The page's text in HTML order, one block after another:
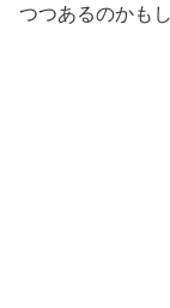
つつあるのかも